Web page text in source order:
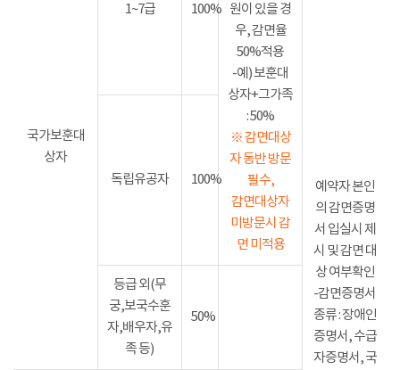
국가보훈대
상자
1~7급 100% 원이 있을 경
우, 감면율
50%적용
-예) 보훈대
상자+그가족
: 50%
※ 감면대상
자 동반 방문
필수,
감면대상자
미방문시 감
면 미적용
예약자 본인
의 감면증명
서 입실시 제
시 및 감면 대
상 여부확인
-감면증명서
종류 : 장애인
증명서, 수급
자증명서, 국
독립유공자 100%
등급 외(무
궁,보국수훈
자,배우자,유
족 등)
50%